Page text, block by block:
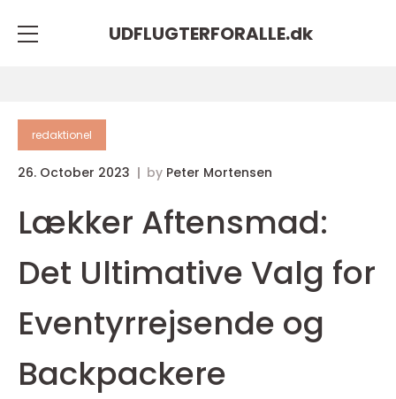
UDFLUGTERFORALLE.dk
redaktionel
26. October 2023 by Peter Mortensen
Lækker Aftensmad:
Det Ultimative Valg for
Eventyrrejsende og
Backpackere